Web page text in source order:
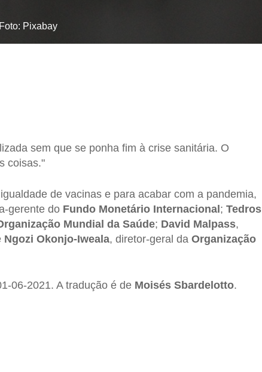
Foto: Pixabay
sem que se ponha fim à crise sanitária. O
coisas."
de vacinas e para acabar com a pandemia,
gerente do Fundo Monetário Internacional ; Tedros
Mundial da Saúde; David Malpass,
Ngozi Okonjo-Iweala, diretor-geral da Organização
06-2021. A tradução é de Moisés Sbardelotto.